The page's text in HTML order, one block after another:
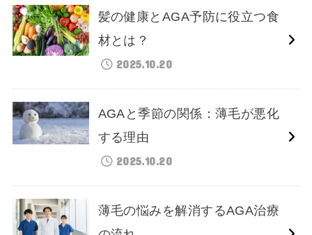
髪の健康とAGA予防に役立つ食
材とは？
2025.10.20
AGAと季節の関係：薄毛が悪化
する理由
2025.10.20
薄毛の悩みを解消するAGA治療